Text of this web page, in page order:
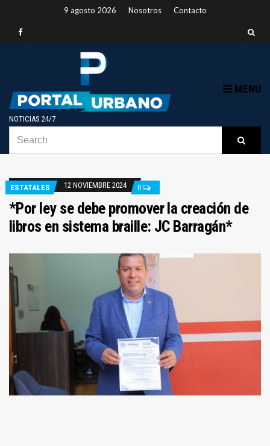
9 agosto 2026 Nosotros Contacto
NOTICIAS 24/7
MENU
ESTATALES 12 NOVIEMBRE 2024 0
*Por ley se debe promover la creación de
libros en sistema braille: JC Barragán*